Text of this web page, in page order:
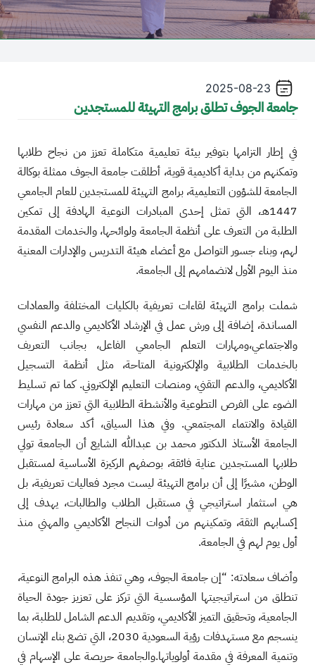
2025-08-23
جامعة الجوف تطلق برامج التهيئة للمستجدين
في إطار التزامها بتوفير بيئة تعليمية متكاملة تعزز من نجاح طلابها
وتمكنهم من بداية أكاديمية قوية، أطلقت جامعة الجوف ممثلة بوكالة
الجامعة للشؤون التعليمية، برامج التهيئة للمستجدين للعام الجامعي
1447هـ، التي تمثل إحدى المبادرات النوعية الهادفة إلى تمكين
الطلبة من التعرف على أنظمة الجامعة ولوائحها، والخدمات المقدمة
لهم، وبناء جسور التواصل مع أعضاء هيئة التدريس والإدارات المعنية
منذ اليوم الأول لانضمامهم إلى الجامعة.
شملت برامج التهيئة لقاءات تعريفية بالكليات المختلفة والعمادات
المساندة، إضافة إلى ورش عمل في الإرشاد الأكاديمي والدعم النفسي
والاجتماعي،ومهارات التعلم الجامعي الفاعل، بجانب التعريف
بالخدمات الطلابية والإلكترونية المتاحة، مثل أنظمة التسجيل
الأكاديمي، والدعم التقني، ومنصات التعليم الإلكتروني. كما تم تسليط
الضوء على الفرص التطوعية والأنشطة الطلابية التي تعزز من مهارات
القيادة والانتماء المجتمعي. وفي هذا السياق، أكد سعادة رئيس
الجامعة الأستاذ الدكتور محمد بن عبدالله الشايع أن الجامعة تولي
طلابها المستجدين عناية فائقة، بوصفهم الركيزة الأساسية لمستقبل
الوطن، مشيرًا إلى أن برامج التهيئة ليست مجرد فعاليات تعريفية، بل
هي استثمار استراتيجي في مستقبل الطلاب والطالبات، يهدف إلى
إكسابهم الثقة، وتمكينهم من أدوات النجاح الأكاديمي والمهني منذ
أول يوم لهم في الجامعة.
وأضاف سعادته: “إن جامعة الجوف، وهي تنفذ هذه البرامج النوعية،
تنطلق من استراتيجيتها المؤسسية التي تركز على تعزيز جودة الحياة
الجامعية، وتحقيق التميز الأكاديمي، وتقديم الدعم الشامل للطلبة، بما
ينسجم مع مستهدفات رؤية السعودية 2030، التي تضع بناء الإنسان
وتنمية المعرفة في مقدمة أولوياتها.والجامعة حريصة على الإسهام في